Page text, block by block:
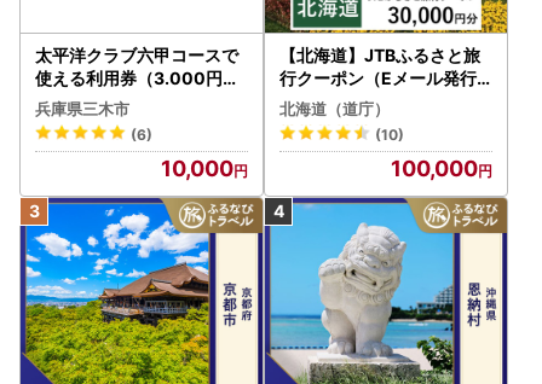
太平洋クラブ六甲コースで
使える利用券（3.000円分
）
兵庫県三木市
(6)
10,000
【北海道】JTBふるさと旅
行クーポン（Eメール発行
）30,000円分 旅行 トラベ
ル 宿泊 人気 おすすめ JTB
W030T
北海道（道庁）
(10)
100,000